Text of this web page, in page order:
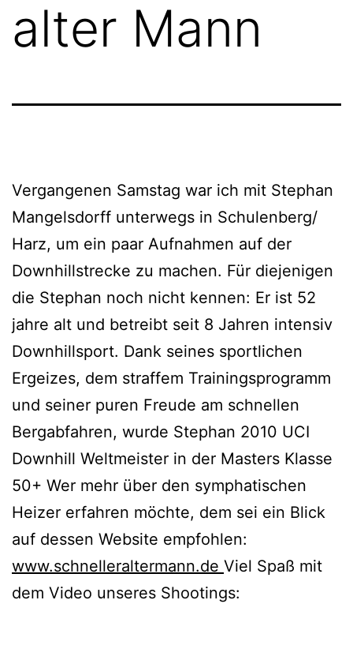
alter Mann
Vergangenen Samstag war ich mit Stephan
Mangelsdorff unterwegs in Schulenberg/
Harz, um ein paar Aufnahmen auf der
Downhillstrecke zu machen. Für diejenigen
die Stephan noch nicht kennen: Er ist 52
jahre alt und betreibt seit 8 Jahren intensiv
Downhillsport. Dank seines sportlichen
Ergeizes, dem straffem Trainingsprogramm
und seiner puren Freude am schnellen
Bergabfahren, wurde Stephan 2010 UCI
Downhill Weltmeister in der Masters Klasse
50+ Wer mehr über den symphatischen
Heizer erfahren möchte, dem sei ein Blick
auf dessen Website empfohlen:
www.schnelleraltermann.de Viel Spaß mit
dem Video unseres Shootings: